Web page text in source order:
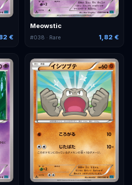
€
Meowstic
#038 · Rare 1,82 €